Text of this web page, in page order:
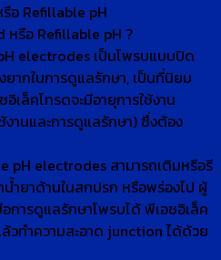
อ Refillable pH
หรือ Refillable pH ?
electrodes เป็นโพรบแบบปิด
ากในการดูแลรักษา, เป็นที่นิยม
เล็คโทรดจะมีอายุการใช้งาน
านและการดูแลรักษา) ซึ่งต้อง
pH electrodes สามารถเติมหรือรี
ำยาด้านในสกปรก หรือพร่องไป ผู้
การดูแลรักษาโพรบได้ พีเอชอิเล็ค
วทำความสะอาด junction ได้ด้วย